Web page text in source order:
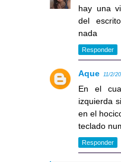
hay una
del
nada
Responder
Aque 11/2/
En el
izquierda
en el
teclado
Responder